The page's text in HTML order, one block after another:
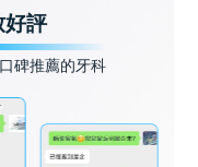
好評
碑推薦的牙科